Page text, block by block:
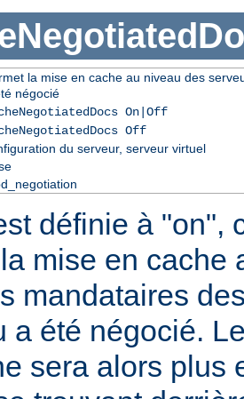
la mise en cache au niveau des
négocié
On|Off
Off
du serveur, serveur virtuel
définie à "on",
mise en cache
mandataires
a été négocié.
sera alors plus